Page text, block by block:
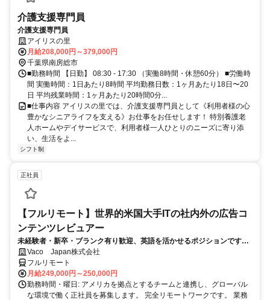
介護支援専門員
介護支援専門員
アイリスの里
月給208,000円～379,000円
千葉県南房総市
■勤務時間 【日勤】 08:30 - 17:30 （実働8時間・休憩60分） ■労働時
間 実働時間：1日あたり8時間 平均勤務日数：1ヶ月あたり18日〜20
日 平均残業時間：1ヶ月あたり20時間0分...
■仕事内容 アイリスの里では、介護支援専門員として《利用者様の心
豊かなシニアライフを支える》お仕事をお任せします！ 特別養護老
人ホームやデイサービスで、利用者様一人ひとりのニーズに寄り添
い、生活をよ...
シフト制
正社員
【フルリモート】世界的米国大手ITの社内外の広告コ
ンテンツレビュアー
未経験者・新卒・ブランク有り歓迎、英語を活かせるポジションです。
完全リモート
Vaco Japan株式会社
フルリモート
月給249,000円～250,000円
勤務時間・曜日: アメリカを拠点とするチームと連携し、グローバル
な環境で働く正社員を募集します。 完全リモートワークです。 業務